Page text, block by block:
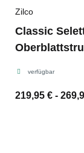
Zilco
Classic
verfügbar
219,95 € -